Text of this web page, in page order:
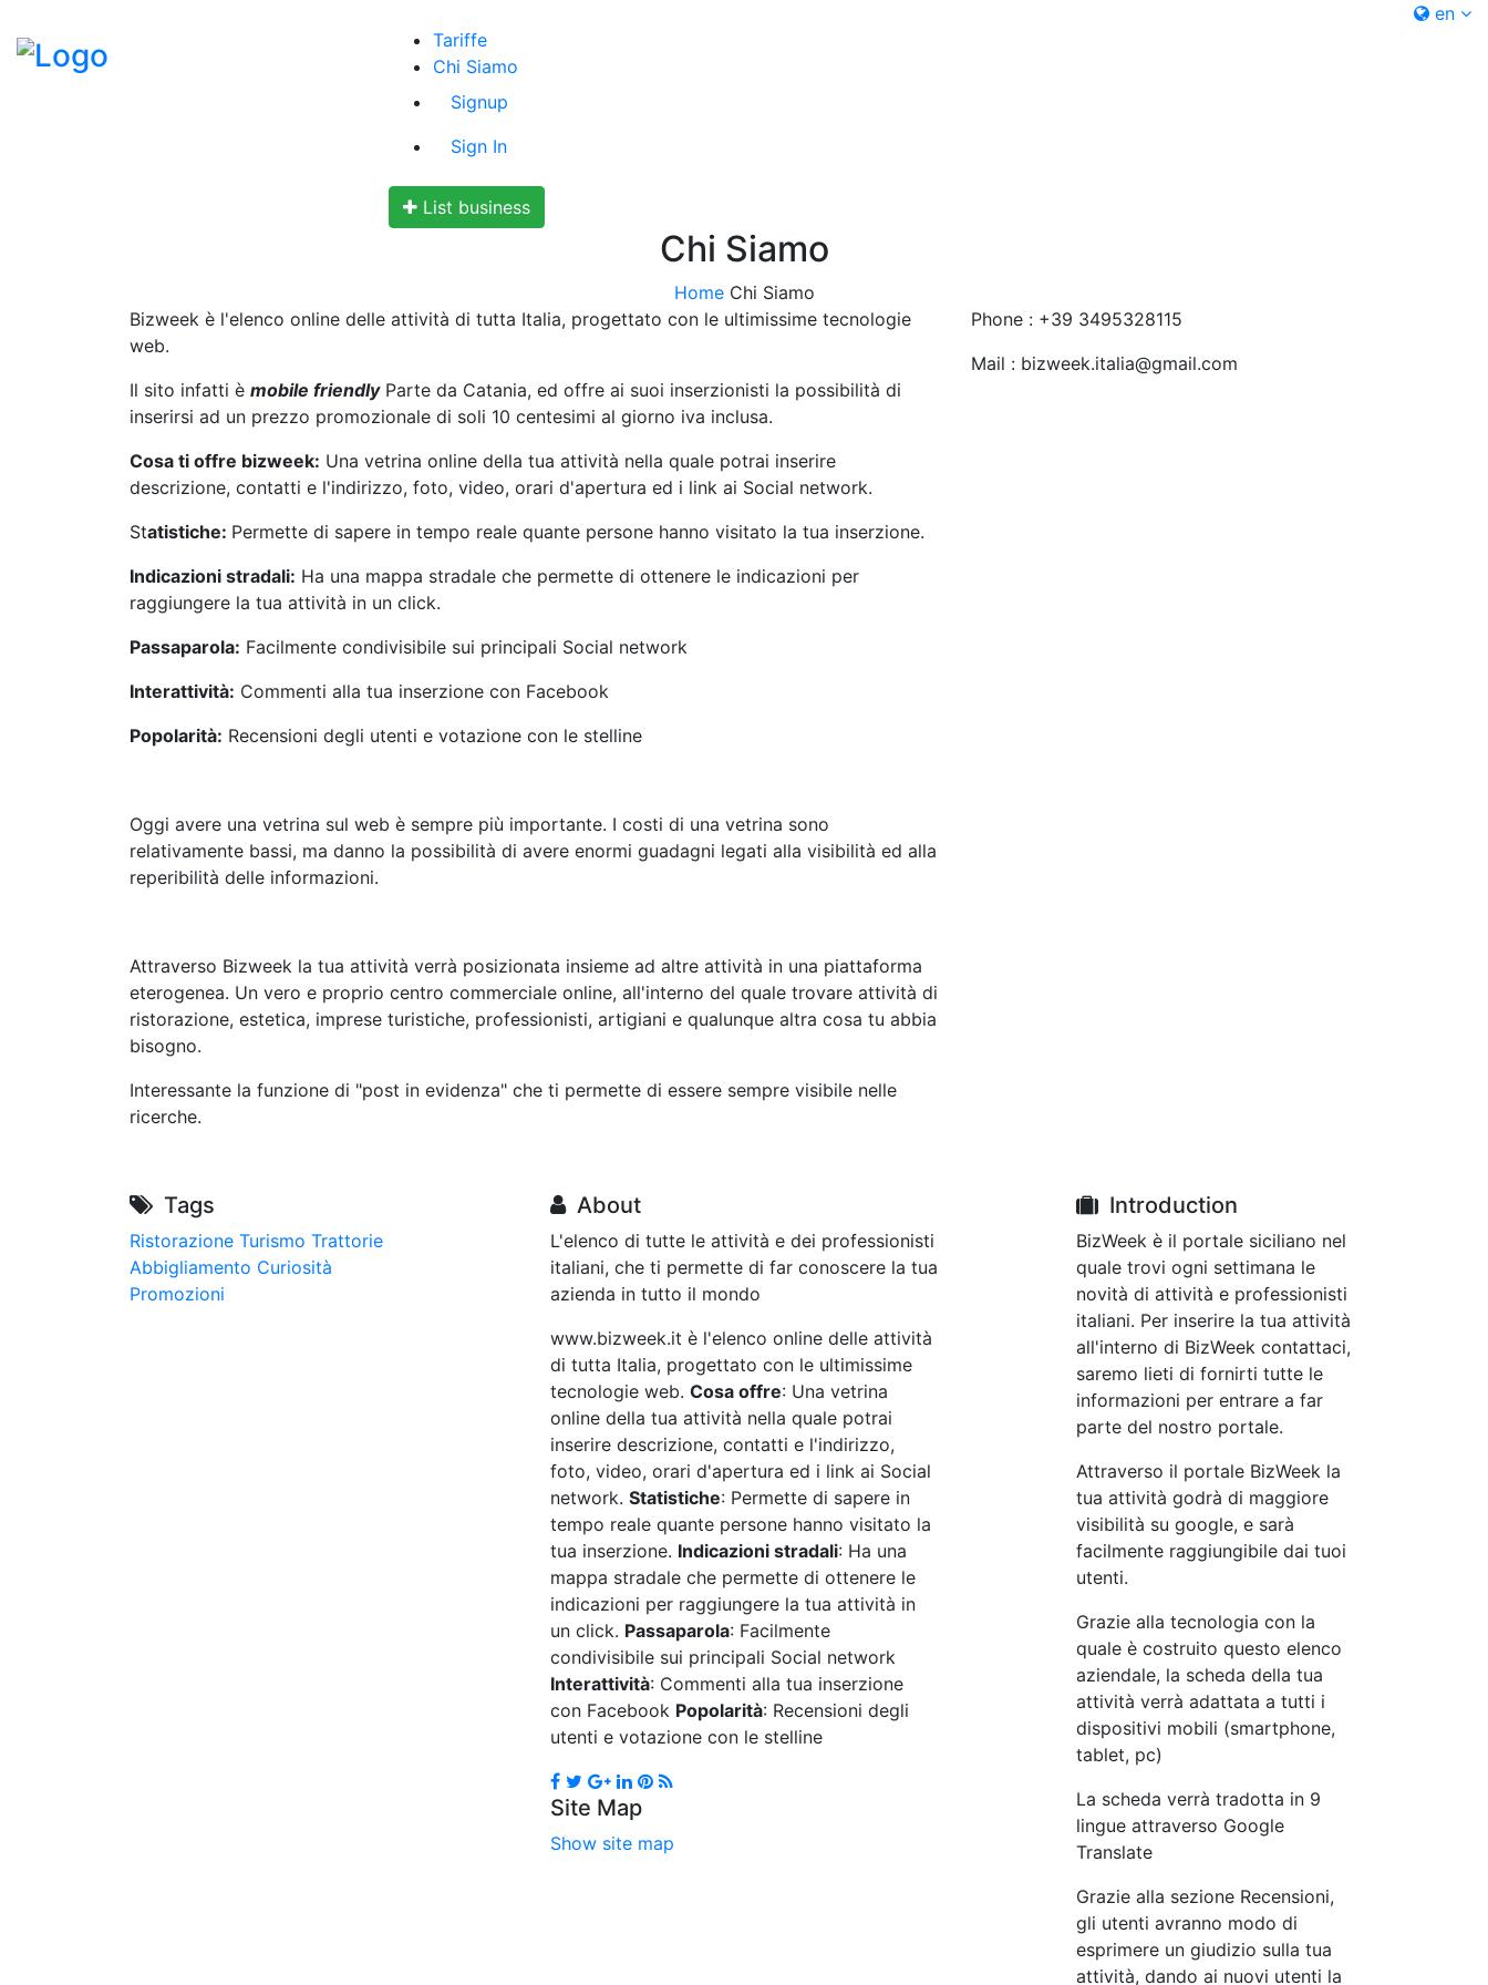
en
Tariffe
Chi Siamo
Signup
Sign In
List business
Chi Siamo
Home Chi Siamo
Bizweek è l'elenco online delle attività di tutta Italia, progettato con le ultimissime tecnologie
web.
Il sito infatti è mobile friendlyParte da Catania, ed offre ai suoi inserzionisti la possibilità di
inserirsi ad un prezzo promozionale di soli 10 centesimi al giorno iva inclusa.
Cosa ti offre bizweek: Una vetrina online della tua attività nella quale potrai inserire
descrizione, contatti e l'indirizzo, foto, video, orari d'apertura ed i link ai Social network.
Statistiche: Permette di sapere in tempo reale quante persone hanno visitato la tua inserzione.
Indicazioni stradali: Ha una mappa stradale che permette di ottenere le indicazioni per
raggiungere la tua attività in un click.
Passaparola: Facilmente condivisibile sui principali Social network
Interattività: Commenti alla tua inserzione con Facebook
Popolarità: Recensioni degli utenti e votazione con le stelline
Oggi avere una vetrina sul web è sempre più importante. I costi di una vetrina sono
relativamente bassi, ma danno la possibilità di avere enormi guadagni legati alla visibilità ed alla
reperibilità delle informazioni.
Attraverso Bizweek la tua attività verrà posizionata insieme ad altre attività in una piattaforma
eterogenea. Un vero e proprio centro commerciale online, all'interno del quale trovare attività di
ristorazione, estetica, imprese turistiche, professionisti, artigiani e qualunque altra cosa tu abbia
bisogno.
Interessante la funzione di "post in evidenza" che ti permette di essere sempre visibile nelle
ricerche.
Phone : +39 3495328115
Mail : bizweek.italia@gmail.com
Tags
Ristorazione Turismo Trattorie
Abbigliamento Curiosità
Promozioni
About
L'elenco di tutte le attività e dei professionisti
italiani, che ti permette di far conoscere la tua
azienda in tutto il mondo
www.bizweek.it è l'elenco online delle attività
di tutta Italia, progettato con le ultimissime
tecnologie web. Cosa offre: Una vetrina
online della tua attività nella quale potrai
inserire descrizione, contatti e l'indirizzo,
foto, video, orari d'apertura ed i link ai Social
network. Statistiche: Permette di sapere in
tempo reale quante persone hanno visitato la
tua inserzione. Indicazioni stradali: Ha una
mappa stradale che permette di ottenere le
indicazioni per raggiungere la tua attività in
un click. Passaparola: Facilmente
condivisibile sui principali Social network
Interattività: Commenti alla tua inserzione
con Facebook Popolarità: Recensioni degli
utenti e votazione con le stelline
Site Map
Show site map
Introduction
BizWeek è il portale siciliano nel
quale trovi ogni settimana le
novità di attività e professionisti
italiani. Per inserire la tua attività
all'interno di BizWeek contattaci,
saremo lieti di fornirti tutte le
informazioni per entrare a far
parte del nostro portale.
Attraverso il portale BizWeek la
tua attività godrà di maggiore
visibilità su google, e sarà
facilmente raggiungibile dai tuoi
utenti.
Grazie alla tecnologia con la
quale è costruito questo elenco
aziendale, la scheda della tua
attività verrà adattata a tutti i
dispositivi mobili (smartphone,
tablet, pc)
La scheda verrà tradotta in 9
lingue attraverso Google
Translate
Grazie alla sezione Recensioni,
gli utenti avranno modo di
esprimere un giudizio sulla tua
attività, dando ai nuovi utenti la